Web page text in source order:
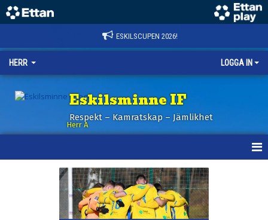
ESKILSCUPEN 2026!
HERR LOGGA IN
Eskilsminne IF
Respekt – Kamratskap – Jämlikhet
Herr A